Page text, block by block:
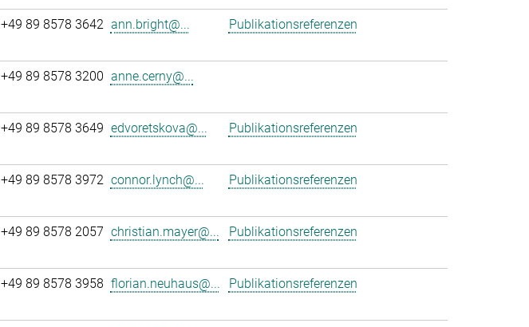
+49 89 8578 3642 ann.bright@... Publikationsreferenzen
+49 89 8578 3200 anne.cerny@...
+49 89 8578 3649 edvoretskova@... Publikationsreferenzen
+49 89 8578 3972 connor.lynch@... Publikationsreferenzen
+49 89 8578 2057 christian.mayer@... Publikationsreferenzen
+49 89 8578 3958 florian.neuhaus@... Publikationsreferenzen